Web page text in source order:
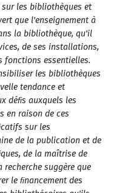
les bibliothèques et
que l'enseignement à
la bibliothèque, qu'il
de ses installations,
fonctions essentielles.
les bibliothèques
tendance et
déﬁs auxquels les
en raison de ces
sur les
de la publication et de
de la maîtrise de
suggère que
le ﬁnancement des